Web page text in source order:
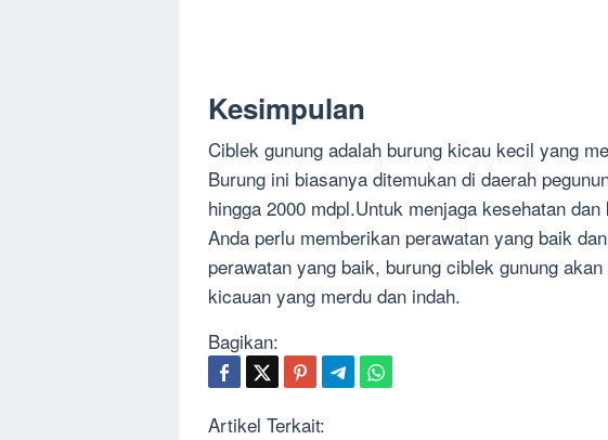
Kesimpulan
Ciblek gunung adalah burung kicau kecil yang
Burung ini biasanya ditemukan di daerah
hingga 2000 mdpl.Untuk menjaga kesehatan
Anda perlu memberikan perawatan yang baik
perawatan yang baik, burung ciblek gunung
kicauan yang merdu dan indah.
Bagikan:
Artikel Terkait: